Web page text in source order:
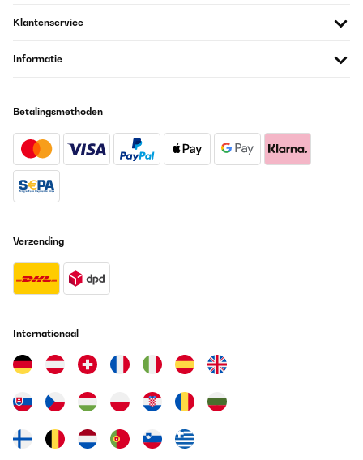
Klantenservice
Informatie
Betalingsmethoden
Verzending
Internationaal